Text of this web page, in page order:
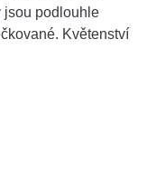
jsou podlouhle
Květenství